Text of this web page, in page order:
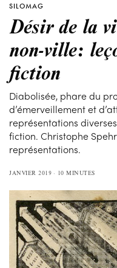
SILOMAG
Désir de la
non-ville:
fiction
Diabolisée, phare du
d’émerveillement et
représentations
fiction. Christophe
représentations.
JANVIER 2019 10 MINUTES